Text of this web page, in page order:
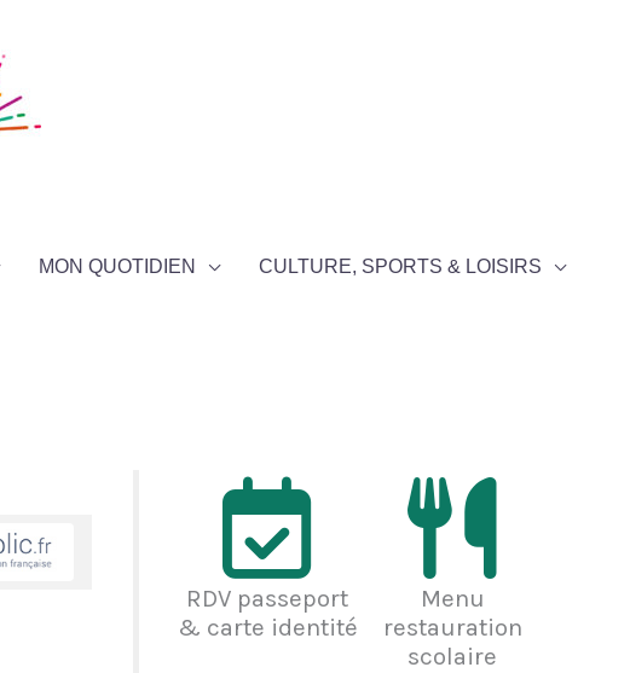
MON QUOTIDIEN CULTURE, SPORTS & LOISIRS
RDV passeport
& carte identité
Menu
restauration
scolaire